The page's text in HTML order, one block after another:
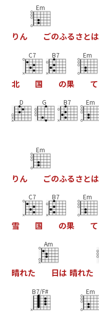
りん
Em
ごのふるさとは
北
C7
国
B7
の果
Em
て
D G B7 Em
りん
Em
ごのふるさとは
雪
C7
国
B7
の果
Em
て
晴れた
Am
日は 晴れた
B7/F# Em